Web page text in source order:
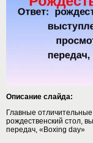
Описание слайда:
Главные
рождественский стол,
передач, «Boxing day»